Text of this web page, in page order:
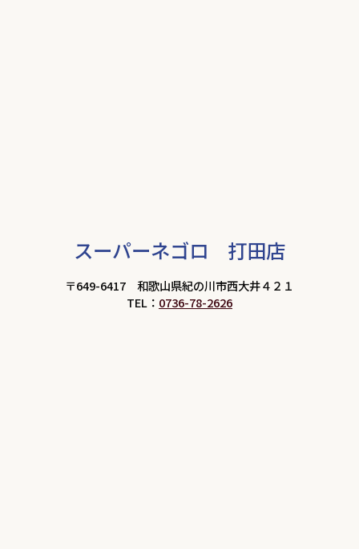
スーパーネゴロ 打田店
〒649-6417 和歌山県紀の川市西大井４２１
TEL： 0736-78-2626